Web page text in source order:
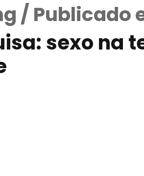
/ Publicado
sexo na